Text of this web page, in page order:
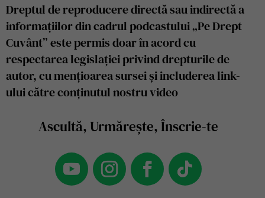
Dreptul de reproducere directă sau indirectă a
informațiilor din cadrul podcastului „Pe Drept
Cuvânt” este permis doar în acord cu
respectarea legislației privind drepturile de
autor, cu mențioarea sursei și includerea link-
ului către conținutul nostru video
Ascultă, Urmărește, Înscrie-te